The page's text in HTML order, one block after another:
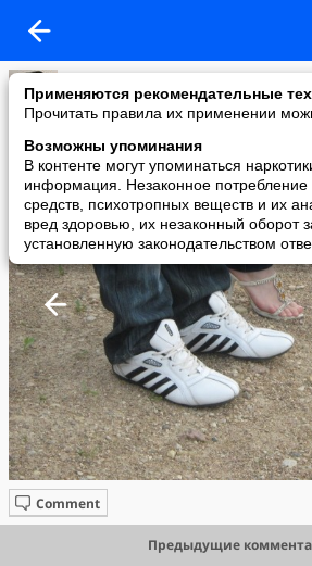
Применяются рекомендательные
Прочитать правила их применении
Возможны упоминания
В контенте могут упоминаться
информация. Незаконное потребление
средств, психотропных веществ и их
вред здоровью, их незаконный оборот
установленную законодательством
Аленка
added a photo
20 May в 08:57
Comment
Предыдущие